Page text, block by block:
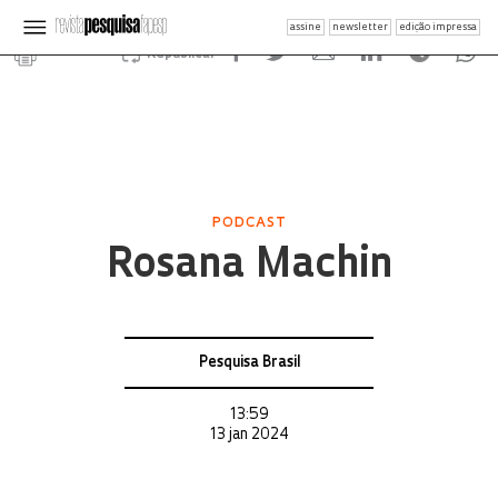
assine newsletter edição impressa
Republicar
PODCAST
Rosana Machin
Pesquisa Brasil
13:59
13 jan 2024